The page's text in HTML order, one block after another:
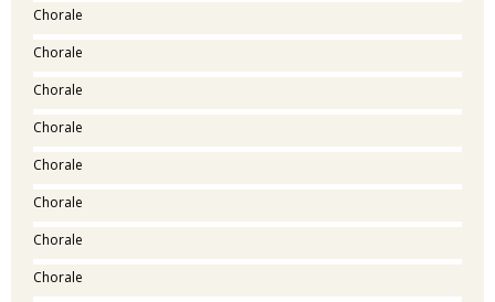
Chorale
Chorale
Chorale
Chorale
Chorale
Chorale
Chorale
Chorale